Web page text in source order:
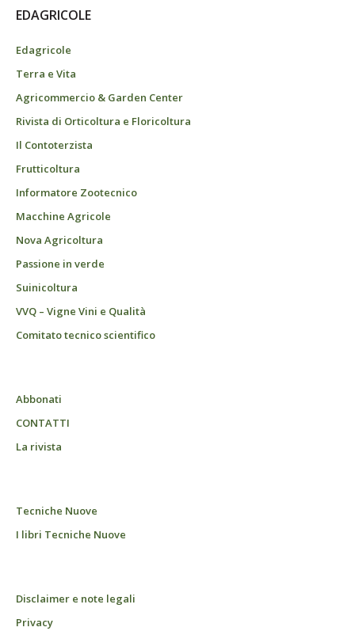
EDAGRICOLE
Edagricole
Terra e Vita
Agricommercio & Garden Center
Rivista di Orticoltura e Floricoltura
Il Contoterzista
Frutticoltura
Informatore Zootecnico
Macchine Agricole
Nova Agricoltura
Passione in verde
Suinicoltura
VVQ – Vigne Vini e Qualità
Comitato tecnico scientifico
Abbonati
CONTATTI
La rivista
Tecniche Nuove
I libri Tecniche Nuove
Disclaimer e note legali
Privacy